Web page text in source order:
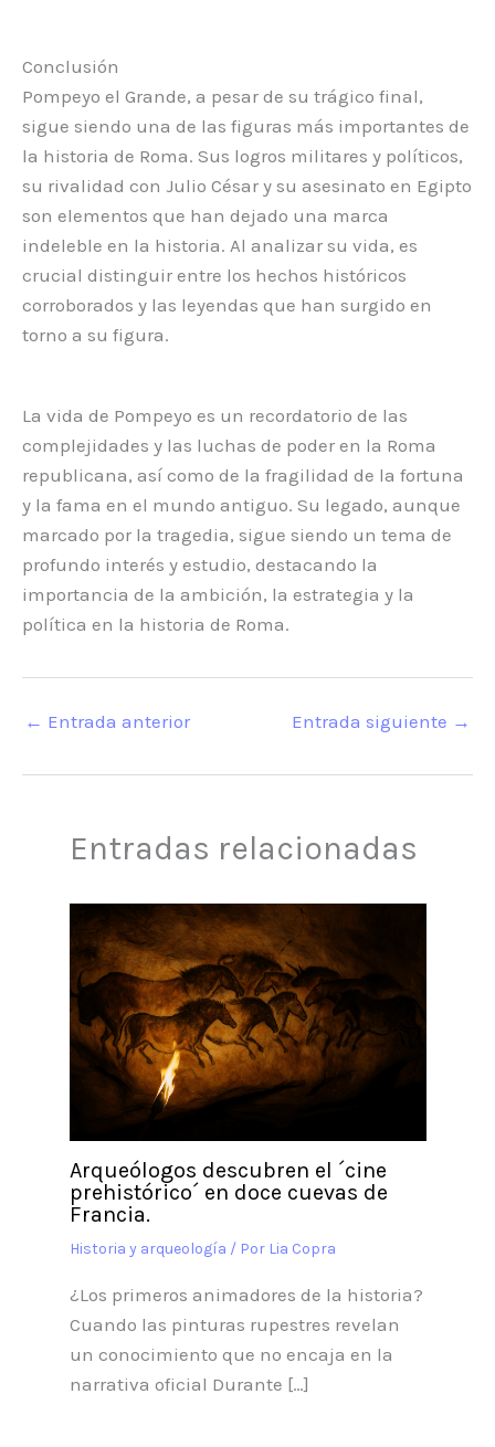
Conclusión
Pompeyo el Grande, a pesar de su trágico final,
sigue siendo una de las figuras más importantes de
la historia de Roma. Sus logros militares y políticos,
su rivalidad con Julio César y su asesinato en Egipto
son elementos que han dejado una marca
indeleble en la historia. Al analizar su vida, es
crucial distinguir entre los hechos históricos
corroborados y las leyendas que han surgido en
torno a su figura.
La vida de Pompeyo es un recordatorio de las
complejidades y las luchas de poder en la Roma
republicana, así como de la fragilidad de la fortuna
y la fama en el mundo antiguo. Su legado, aunque
marcado por la tragedia, sigue siendo un tema de
profundo interés y estudio, destacando la
importancia de la ambición, la estrategia y la
política en la historia de Roma.
← Entrada anterior Entrada siguiente →
Entradas relacionadas
Arqueólogos descubren el ´cine
prehistórico´ en doce cuevas de
Francia.
Historia y arqueología / Por Lia Copra
¿Los primeros animadores de la historia?
Cuando las pinturas rupestres revelan
un conocimiento que no encaja en la
narrativa oficial Durante […]